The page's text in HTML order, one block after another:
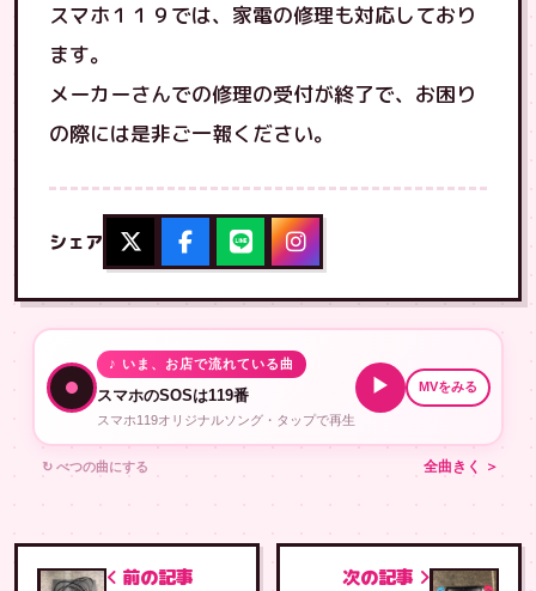
スマホ１１９では、家電の修理も対応しており
ます。
メーカーさんでの修理の受付が終了で、お困り
の際には是非ご一報ください。
シェア
♪ いま、お店で流れている曲
スマホのSOSは119番
スマホ119オリジナルソング・タップで再生
▶ MVをみる
↻ べつの曲にする 全曲きく ＞
前の記事
次の記事